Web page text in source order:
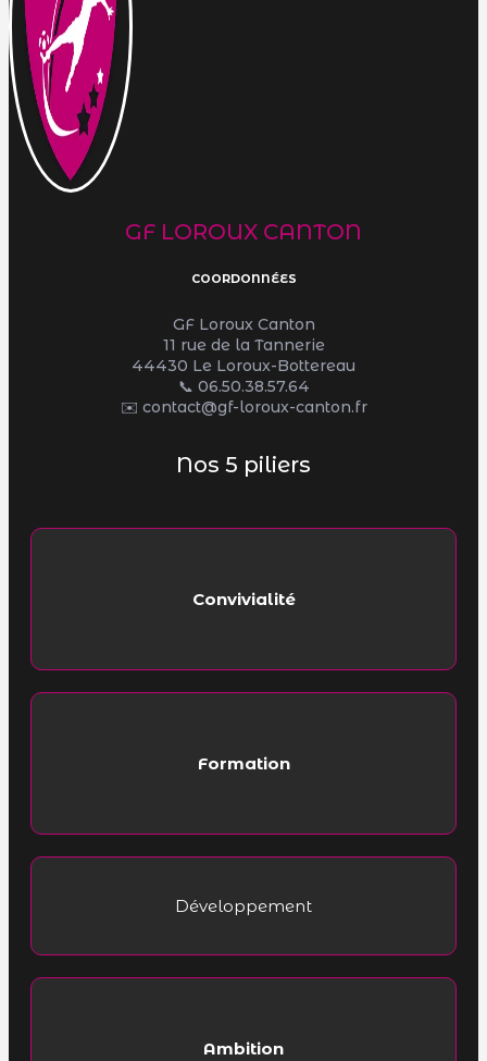
GF LOROUX CANTON
COORDONNÉES
GF Loroux Canton
11 rue de la Tannerie
44430 Le Loroux-Bottereau
📞 06.50.38.57.64
✉️ contact@gf-loroux-canton.fr
Nos 5 piliers
Convivialité
Formation
Développement
Ambition